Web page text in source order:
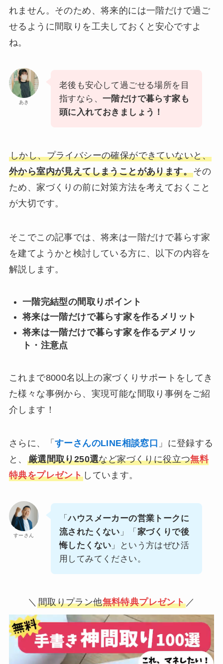
れません。そのため、将来的には一階だけで過ご
せるように間取りを工夫しておくと安心ですよ
ね。
あき
老後も安心して過ごせる場所を目
指すなら、 一階だけで暮らす家も
頭に入れておきましょう！
しかし、プライバシーの確保ができていないと、
外から室内が見えてしまうことがあります。その
ため、家づくりの前に対策方法を考えておくこと
が大切です。
そこでこの記事では、将来は一階だけで暮らす家
を建てようかと検討している方に、以下の内容を
解説します。
一階完結型の間取りポイント
将来は一階だけで暮らす家を作るメリット
将来は一階だけで暮らす家を作るデメリッ
ト・注意点
これまで8000名以上の家づくりサポートをしてき
た様々な事例から、実現可能な間取り事例をご紹
介します！
さらに、「 すーさんのLINE相談窓口 」に登録する
と、 厳選間取り250選など家づくりに役立つ無料
特典をプレゼント しています。
すーさん
「ハウスメーカーの営業トークに
流されたくない 」「 家づくりで後
悔したくない 」という方はぜひ活
用してみてください。
＼ 間取りプラン他無料特典プレゼント ／